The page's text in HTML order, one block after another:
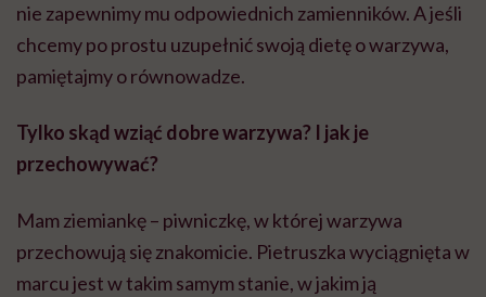
nie zapewnimy mu odpowiednich zamienników. A jeśli
chcemy po prostu uzupełnić swoją dietę o warzywa,
pamiętajmy o równowadze.
Tylko skąd wziąć dobre warzywa? I jak je
przechowywać?
Mam ziemiankę – piwniczkę, w której warzywa
przechowują się znakomicie. Pietruszka wyciągnięta w
marcu jest w takim samym stanie, w jakim ją